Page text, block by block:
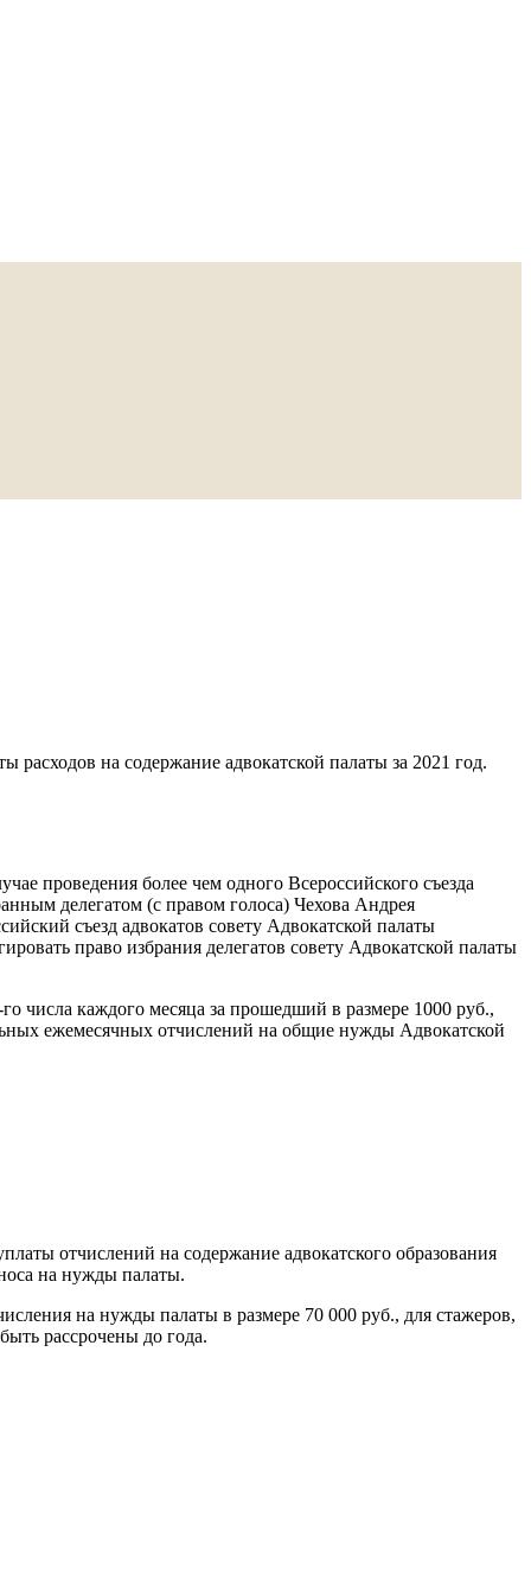
расходов на содержание адвокатской палаты за 2021 год.
проведения более чем одного Всероссийского съезда
делегатом (с правом голоса) Чехова Андрея
съезд адвокатов совету Адвокатской палаты
право избрания делегатов совету Адвокатской палаты
числа каждого месяца за прошедший в размере 1000 руб.,
ежемесячных отчислений на общие нужды Адвокатской
отчислений на содержание адвокатского образования
на нужды палаты.
на нужды палаты в размере 70 000 руб., для стажеров,
рассрочены до года.